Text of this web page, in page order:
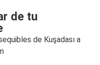
de tu
de Kuşadası a